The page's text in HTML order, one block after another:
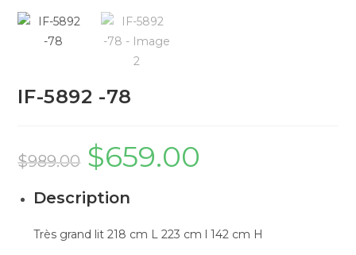
IF-5892 -78
$989.00 $659.00
Description
Très grand lit 218 cm L 223 cm l 142 cm H